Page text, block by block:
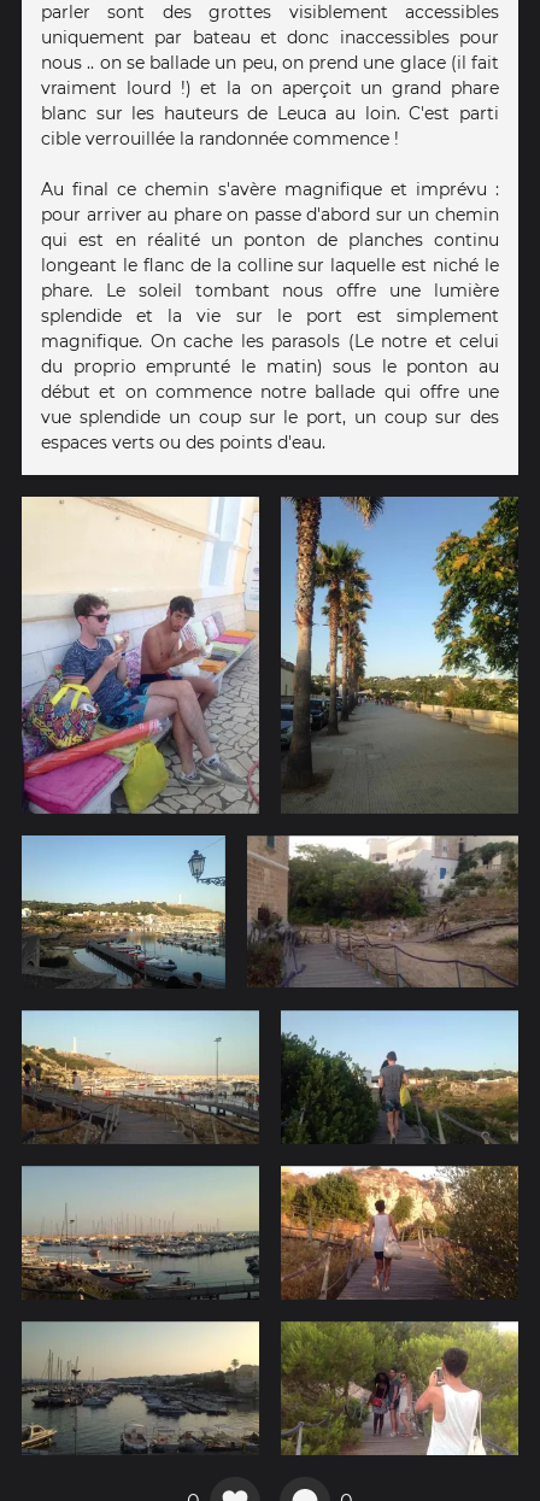
parler sont des grottes visiblement accessibles
uniquement par bateau et donc inaccessibles pour
nous .. on se ballade un peu, on prend une glace (il fait
vraiment lourd !) et la on aperçoit un grand phare
blanc sur les hauteurs de Leuca au loin. C'est parti
cible verrouillée la randonnée commence !
Au final ce chemin s'avère magnifique et imprévu :
pour arriver au phare on passe d'abord sur un chemin
qui est en réalité un ponton de planches continu
longeant le flanc de la colline sur laquelle est niché le
phare. Le soleil tombant nous offre une lumière
splendide et la vie sur le port est simplement
magnifique. On cache les parasols (Le notre et celui
du proprio emprunté le matin) sous le ponton au
début et on commence notre ballade qui offre une
vue splendide un coup sur le port, un coup sur des
espaces verts ou des points d'eau.